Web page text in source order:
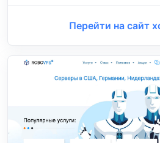
Перейти на сайт